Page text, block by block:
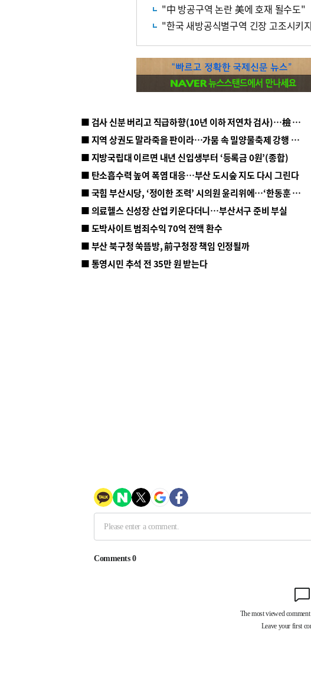
"中 방공구역 논란 美에 호재 될수도"
"한국 새방공식별구역 긴장 고조시키
■ 검사 신분 버리고 직급하향(10년 이하 저연차 검사)…檢 중수청행 기피
■ 지역 상권도 말라죽을 판이라…가뭄 속 밀양물축제 강행 논란
■ 지방국립대 이르면 내년 신입생부터 ‘등록금 0원’(종합)
■ 탄소흡수력 높여 폭염 대응…부산 도시숲 지도 다시 그린다
■ 국힘 부산시당, ‘정이한 조력’ 시의원 윤리위에…‘한동훈 지지’도 신고접수
■ 의료헬스 신성장 산업 키운다더니…부산서구 준비 부실
■ 도박사이트 범죄수익 70억 전액 환수
■ 부산 북구청 쑥뜸방, 前구청장 책임 인정될까
■ 통영시민 추석 전 35만 원 받는다